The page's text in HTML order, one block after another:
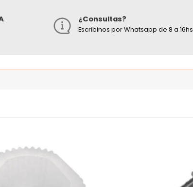
¿Consultas?
Escribinos por Whatsapp de 8 a 16hs
Añadir
a la